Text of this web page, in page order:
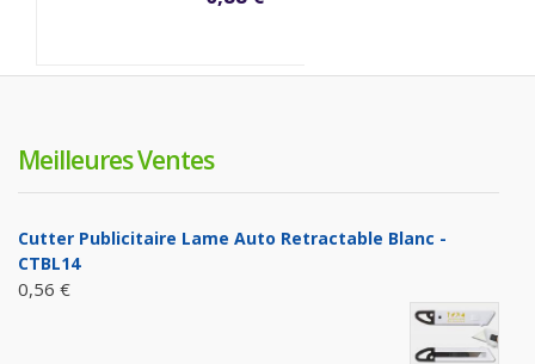
Meilleures Ventes
Cutter Publicitaire Lame Auto Retractable Blanc -
CTBL14
0,56 €